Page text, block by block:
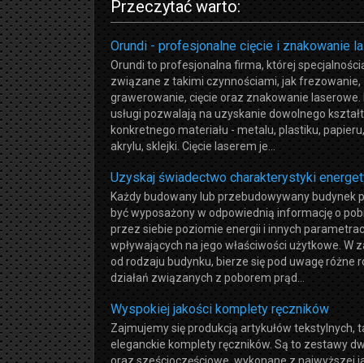
Przeczytać warto:
Orundi - profesjonalne cięcie i znakowanie
Orundi to profesjonalna firma, której
związane z takimi czynnościami, jak frezowanie,
grawerowanie, cięcie oraz znakowanie laserowe.
usługi pozwalają na uzyskanie dowolnego
konkretnego materiału - metalu, plastiku,
akrylu, sklejki. Cięcie laserem je...
Uzyskaj świadectwo charakterystyki
Każdy budowany lub przebudowywany budynek
być wyposażony w odpowiednią informację o
przez siebie poziomie energii i innych
wpływających na jego właściwości użytkowe. W
od rodzaju budynku, bierze się pod uwagę różne
działań związanych z poborem prąd...
Wyspokiej jakości komplety ręczników
Zajmujemy się produkcją artykułów tekstylnych,
eleganckie komplety ręczników. Są to zestawy